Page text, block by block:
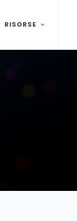
RISORSE